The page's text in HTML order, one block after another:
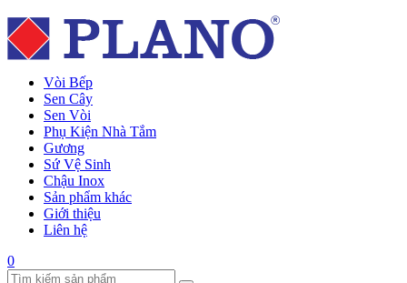
Vòi Bếp
Sen Cây
Sen Vòi
Phụ Kiện Nhà Tắm
Gương
Sứ Vệ Sinh
Chậu Inox
Sản phẩm khác
Giới thiệu
Liên hệ
0